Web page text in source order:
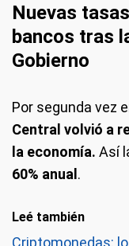
Nuevas
bancos tras
Gobierno
Por segunda vez
Central volvió a
la economía. Así
60% anual.
Leé también
Criptomonedas: